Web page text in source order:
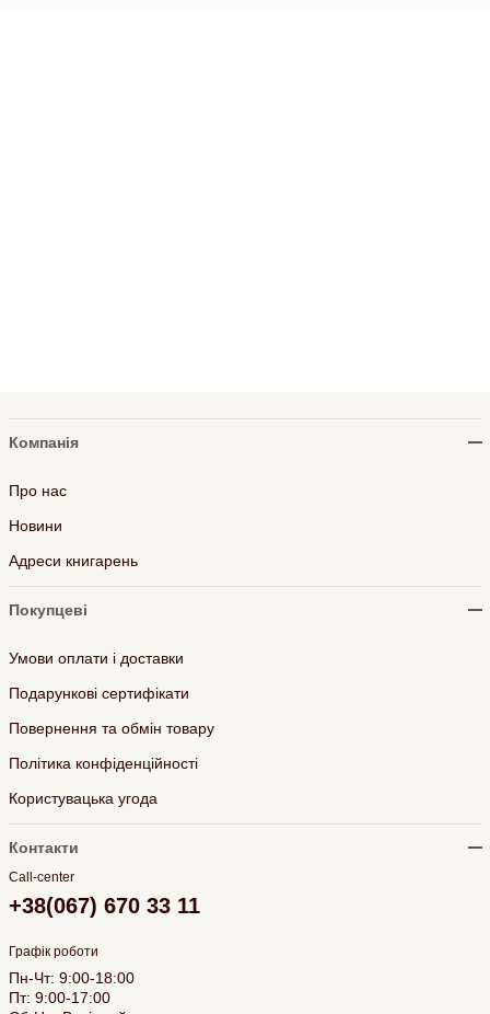
Компанія
Про нас
Новини
Адреси книгарень
Покупцеві
Умови оплати і доставки
Подарункові сертифікати
Повернення та обмін товару
Політика конфіденційності
Користувацька угода
Контакти
Call-center
+38(067) 670 33 11
Графік роботи
Пн-Чт: 9:00-18:00
Пт: 9:00-17:00